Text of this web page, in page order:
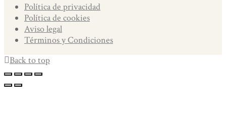
Política de privacidad
Política de cookies
Aviso legal
Términos y Condiciones
Back to top